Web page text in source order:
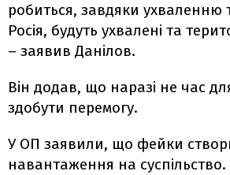
робиться, завдяки ухваленню
Росія, будуть ухвалені та
– заявив Данілов.
Він додав, що наразі не час
здобути перемогу.
У ОП заявили, що фейки
навантаження на